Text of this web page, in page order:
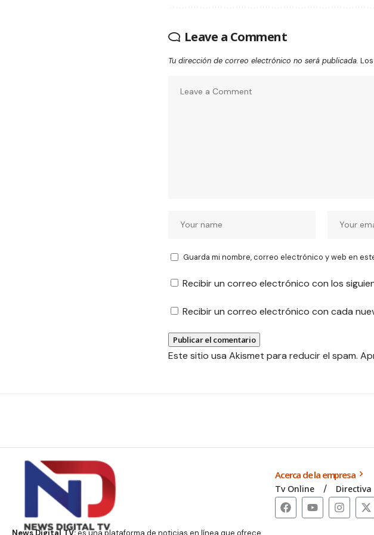
Leave a Comment
Tu dirección de correo electrónico no será publicada.
Guarda mi nombre, correo electrónico y web en
Recibir un correo electrónico con los
Recibir un correo electrónico con cada
Este sitio usa Akismet para reducir el spam.
News Digital TV:es una plataforma de noticias en línea que ofrece
Acerca de la empresa
Tv Online Directiva